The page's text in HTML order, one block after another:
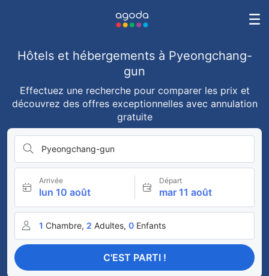
Hôtels et hébergements à Pyeongchang-
gun
Effectuez une recherche pour comparer les prix et
découvrez des offres exceptionnelles avec annulation
gratuite
Pyeongchang-gun
Arrivée
lun 10 août
Départ
mar 11 août
1 Chambre, 2 Adultes, 0 Enfants
C'EST PARTI !